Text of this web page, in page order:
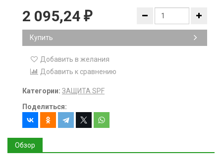
2 095,24 ₽
Купить
Добавить в желания
Добавить к сравнению
Категории: ЗАЩИТА SPF
Поделиться:
Обзор